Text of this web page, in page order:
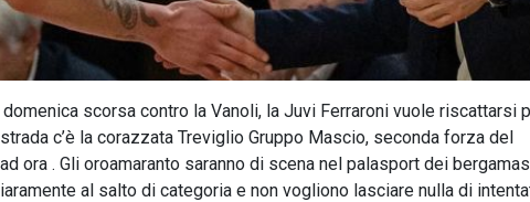
scorsa contro la Vanoli, la Juvi Ferraroni vuole riscattarsi
c’è la corazzata Treviglio Gruppo Mascio, seconda forza del
ora . Gli oroamaranto saranno di scena nel palasport dei
al salto di categoria e non vogliono lasciare nulla di